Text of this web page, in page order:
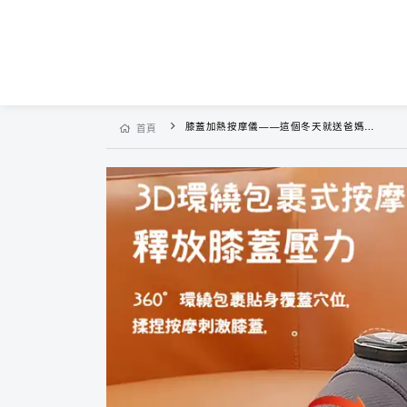
首頁 膝蓋加熱按摩儀——這個冬天就送爸媽這個！